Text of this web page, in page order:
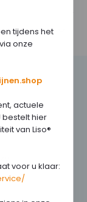
tijdens het
onze
actuele
bestelt hier
van Liso®
voor u klaar: